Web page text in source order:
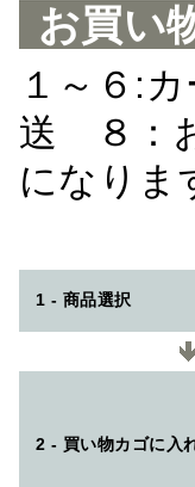
お買い
１～６:
送 ８：
になりま
1 - 商品選択
2 - 買い物カゴに入